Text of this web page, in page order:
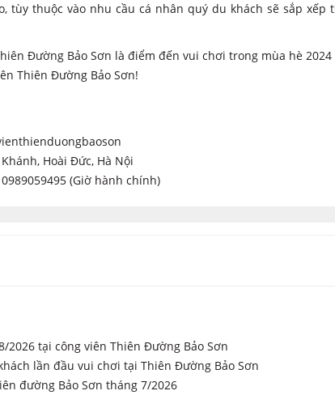
tùy thuộc vào nhu cầu cá nhân quý du khách sẽ sắp xếp
Đường Bảo Sơn là điểm đến vui chơi trong mùa hè
Thiên Đường Bảo Sơn!
Hoài Đức, Hà Nội
(Giờ hành chính)
tại công viên Thiên Đường Bảo Sơn
lần đầu vui chơi tại Thiên Đường Bảo Sơn
đường Bảo Sơn tháng 7/2026